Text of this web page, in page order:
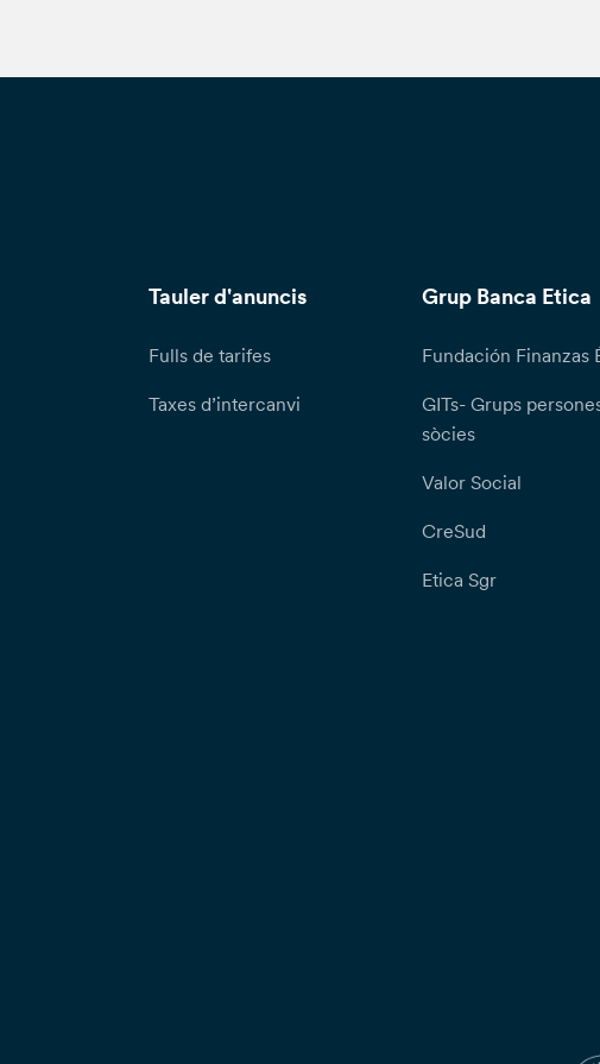
Tauler d'anuncis
Fulls de tarifes
Taxes d’intercanvi
Grup Banca Etica
Fundación Finanzas
GITs- Grups
sòcies
Valor Social
CreSud
Etica Sgr